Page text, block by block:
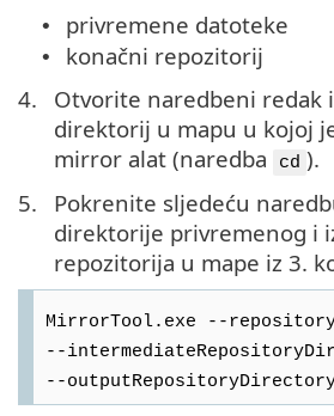
• privremene datoteke
•
konačni repozitorij
4.
Otvorite naredbeni redak
direktorij u mapu u kojoj
mirror alat (naredba
cd ).
5.
Pokrenite sljedeću
direktorije privremenog i
repozitorija u mape iz 3.
MirrorTool.exe --
--
--